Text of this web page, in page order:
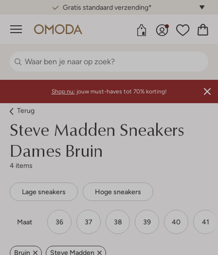
Gratis standaard verzending*
Menu
Shop nu: jouw must-haves tot 70% korting!
Terug
Steve Madden Sneakers
Dames Bruin
4 items
Lage sneakers Hoge sneakers
Maat 36 37 38 39 40 41
Bruin Steve Madden